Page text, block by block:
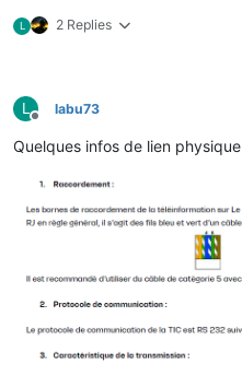
L 2 Replies
L
Offline
labu73
Quelques infos de lien physique